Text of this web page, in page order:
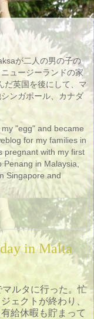
が二人の男の子の
ュージーランドの家
だ英国を後にして、マ
ンガポール、カナダ
"egg" and became
for my families in
pregnant with my first
in Malaysia,
Singapore and
in Malta
ルタに行った。忙
ェクトが終わり、
給休暇も貯まって